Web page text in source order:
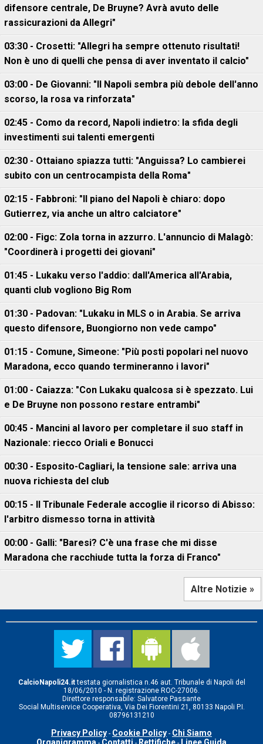
difensore centrale, De Bruyne? Avrà avuto delle
rassicurazioni da Allegri"
03:30 - Crosetti: "Allegri ha sempre ottenuto risultati!
Non è uno di quelli che pensa di aver inventato il calcio"
03:00 - De Giovanni: "Il Napoli sembra più debole dell'anno
scorso, la rosa va rinforzata"
02:45 - Como da record, Napoli indietro: la sfida degli
investimenti sui talenti emergenti
02:30 - Ottaiano spiazza tutti: "Anguissa? Lo cambierei
subito con un centrocampista della Roma"
02:15 - Fabbroni: "Il piano del Napoli è chiaro: dopo
Gutierrez, via anche un altro calciatore"
02:00 - Figc: Zola torna in azzurro. L'annuncio di Malagò:
"Coordinerà i progetti dei giovani"
01:45 - Lukaku verso l'addio: dall'America all'Arabia,
quanti club vogliono Big Rom
01:30 - Padovan: "Lukaku in MLS o in Arabia. Se arriva
questo difensore, Buongiorno non vede campo"
01:15 - Comune, Simeone: "Più posti popolari nel nuovo
Maradona, ecco quando termineranno i lavori"
01:00 - Caiazza: "Con Lukaku qualcosa si è spezzato. Lui
e De Bruyne non possono restare entrambi"
00:45 - Mancini al lavoro per completare il suo staff in
Nazionale: riecco Oriali e Bonucci
00:30 - Esposito-Cagliari, la tensione sale: arriva una
nuova richiesta del club
00:15 - Il Tribunale Federale accoglie il ricorso di Abisso:
l'arbitro dismesso torna in attività
00:00 - Galli: "Baresi? C'è una frase che mi disse
Maradona che racchiude tutta la forza di Franco"
Altre Notizie »
CalcioNapoli24.ittestata giornalistica n.46 aut. Tribunale di Napoli del
18/06/2010 - N. registrazione ROC-27006.
Direttore responsabile: Salvatore Passante
Social Multiservice Cooperativa, Via Dei Fiorentini 21, 80133 Napoli P.I.
08796131210
Privacy Policy - Cookie Policy - Chi Siamo